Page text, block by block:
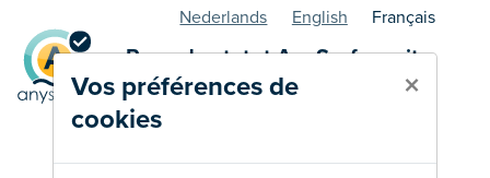
Vos préférences de
cookies
×
Page de statut AnySurfer - site
web
Nederlands English Français